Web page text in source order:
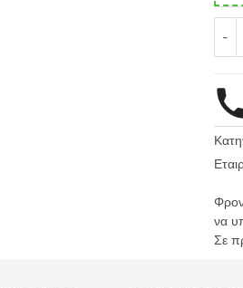
-
a
να
Σε